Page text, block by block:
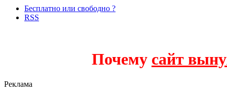
Бесплатно или свободно ?
RSS
Почему сайт
Реклама